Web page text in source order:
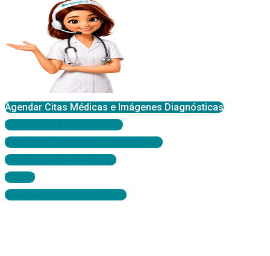
Agendar Citas Médicas e Imágenes Diagnósticas
Resultados de Laboratorio
Resultados Imágenes Diagnósticas
Programación de Cirugía
PQRSF
Solicitud de Historia Clínica